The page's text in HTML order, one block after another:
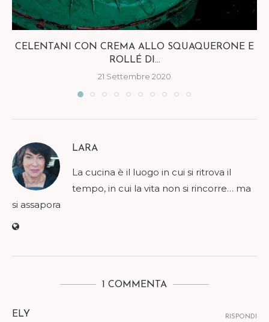
CELENTANI CON CREMA ALLO SQUAQUERONE E
ROLLÉ DI...
21 Settembre 2020
LARA
La cucina è il luogo in cui si ritrova il
tempo, in cui la vita non si rincorre… ma
si assapora
1 COMMENTA
ELY RISPONDI